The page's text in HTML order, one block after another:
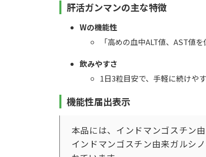
肝活ガンマンの主な特徴
Wの機能性
「高めの血中ALT値、AST値
飲みやすさ
1日3粒目安で、手軽に続けや
機能性届出表示
本品には、インドマンゴスチン
インドマンゴスチン由来ガルシ